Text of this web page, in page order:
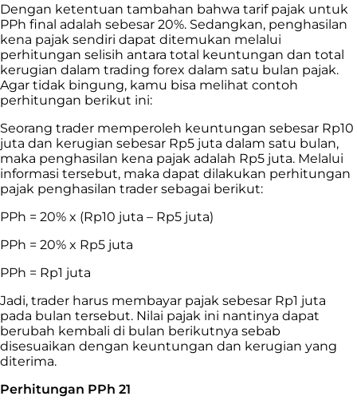
Dengan ketentuan tambahan bahwa tarif pajak untuk
PPh final adalah sebesar 20%. Sedangkan, penghasilan
kena pajak sendiri dapat ditemukan melalui
perhitungan selisih antara total keuntungan dan total
kerugian dalam trading forex dalam satu bulan pajak.
Agar tidak bingung, kamu bisa melihat contoh
perhitungan berikut ini:
Seorang trader memperoleh keuntungan sebesar Rp10
juta dan kerugian sebesar Rp5 juta dalam satu bulan,
maka penghasilan kena pajak adalah Rp5 juta. Melalui
informasi tersebut, maka dapat dilakukan perhitungan
pajak penghasilan trader sebagai berikut:
PPh = 20% x (Rp10 juta – Rp5 juta)
PPh = 20% x Rp5 juta
PPh = Rp1 juta
Jadi, trader harus membayar pajak sebesar Rp1 juta
pada bulan tersebut. Nilai pajak ini nantinya dapat
berubah kembali di bulan berikutnya sebab
disesuaikan dengan keuntungan dan kerugian yang
diterima.
Perhitungan PPh 21